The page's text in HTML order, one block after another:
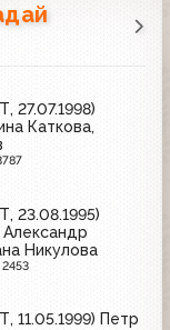
27.07.1998)
Каткова,
23.08.1995)
Никулова
2453
11.05.1999) Петр